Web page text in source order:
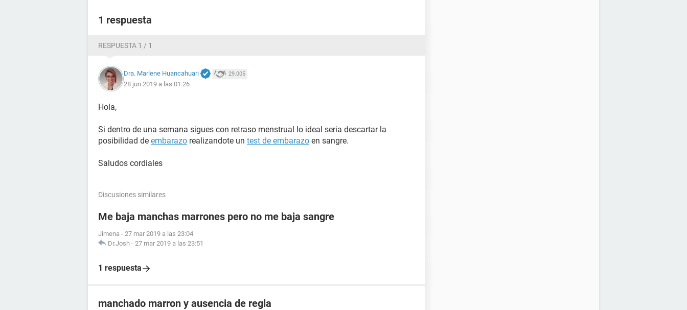
1 respuesta
RESPUESTA 1 / 1
Dra. Marlene Huancahuari 29.005
28 jun 2019 a las 01:26
Hola,
Si dentro de una semana sigues con retraso menstrual lo ideal seria descartar la
posibilidad de embarazo realizandote un test de embarazo en sangre.
Saludos cordiales
Discusiones similares
Me baja manchas marrones pero no me baja sangre
Jimena - 27 mar 2019 a las 23:04
Dr.Josh - 27 mar 2019 a las 23:51
1 respuesta
manchado marron y ausencia de regla